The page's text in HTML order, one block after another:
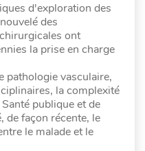
d'exploration des
des
ont
la prise en charge
pathologie vasculaire,
la complexité
publique et de
de façon récente, le
le malade et le